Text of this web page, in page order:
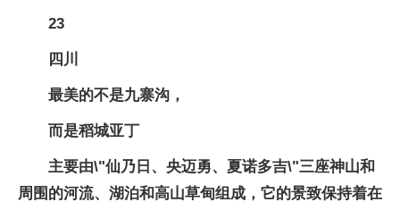
23
四川
最美的不是九寨沟，
而是稻城亚丁
主要由\"仙乃日、央迈勇、夏诺多吉\"三座神山和
周围的河流、湖泊和高山草甸组成，它的景致保持着在